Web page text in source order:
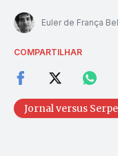
Euler de França
COMPARTILHAR
Jornal versus